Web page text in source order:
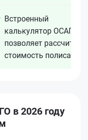
Встроенный
калькулятор ОСАГО
позволяет рассчитать
стоимость полиса
в 2026 году